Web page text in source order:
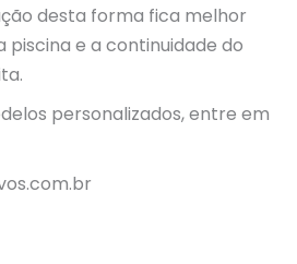
desta forma fica melhor
piscina e a continuidade do
personalizados, entre em